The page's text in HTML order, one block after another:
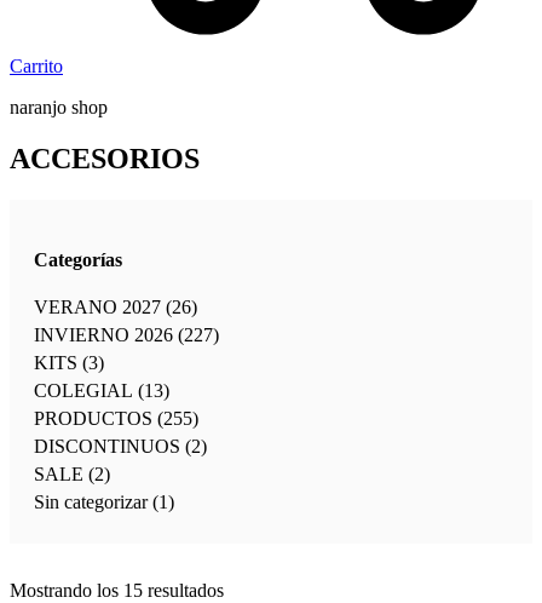
Carrito
naranjo shop
ACCESORIOS
Categorías
VERANO 2027 (26)
INVIERNO 2026 (227)
KITS (3)
COLEGIAL (13)
PRODUCTOS (255)
DISCONTINUOS (2)
SALE (2)
Sin categorizar (1)
Mostrando los 15 resultados